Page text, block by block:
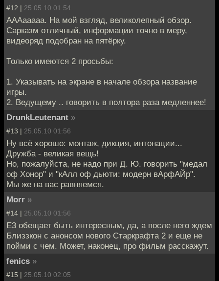
#12 | 25.05.10 01:54
АААааааа. На мой взгляд, великолепный обзор.
Сарказм отличный, информации точно в меру,
видеоряд подобран на пятёрку.
Только имеются 2 просьбы:
1. Указывать на экране в начале обзора название
игры.
2. Ведущему .. говорить в полтора раза медленнее!
DrunkLeutenant »
#13 | 25.05.10 01:56
Ну всё хорошо: монтаж, дикция, интонации...
Дружба - великая вещь!
Но, пожалуйста, не надо при Д. Ю. говорить "медал
оф Хонор" и "кАлл оф дьюти: модерн вАрфАЙр".
Мы же на вас равняемся.
Morr »
#14 | 25.05.10 01:56
E3 обещает быть интересным, да, а после него ждем
Близзкон с анонсом нового Старкрафта 2 и еще не
пойми с чем. Может, наконец, про фильм расскажут.
fenics »
#15 | 25.05.10 02:05